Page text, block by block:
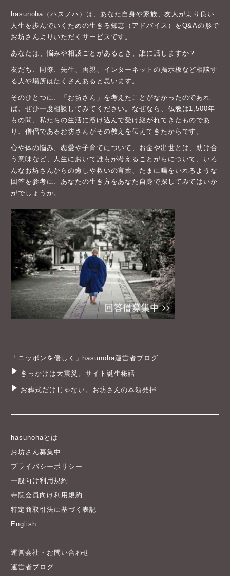
hasunoha（ハスノハ）は、あなた自身や家族、友人がより良い
人生を歩んでいくための生きる知恵（アドバイス）をQ&Aの形で
お坊さんよりいただくサービスです。
あなたは、悩みや相談ごとがあるとき、誰に話しますか？
友だち、同僚、先生、両親、インターネットの掲示板など相談す
る人や場所はたくさんあると思います。
そのひとつに、「お坊さん」を考えたことがなかったのであれ
ば、ぜひ一度相談してみてください。なぜなら、仏教は1,500年
もの間、私たちの生活に溶け込んで受け継がれてきたものであ
り、僧侶であるお坊さんがその教えを伝えてきたからです。
心や体の悩み、恋愛や子育てについて、お金や出世とは、助け合
う意味など、人生において誰もが考えることがらについて、いろ
んなお坊さんからの癒しや救いの言葉、たまに喝をいれるような
回答を参考に、あなたの生き方をあなた自身で探してみてはいか
がでしょうか。
「ニッポンを優しく」hasunoha運営者ブログ
きっかけは大震災。サイト誕生秘話
お葬式だけじゃない。お坊さんの本領発揮
hasunohaとは
お坊さん募集中
プライバシーポリシー
一般向け利用規約
寺院会員向け利用規約
特定商取引法に基づく表記
English
運営会社・お問い合わせ
運営者ブログ